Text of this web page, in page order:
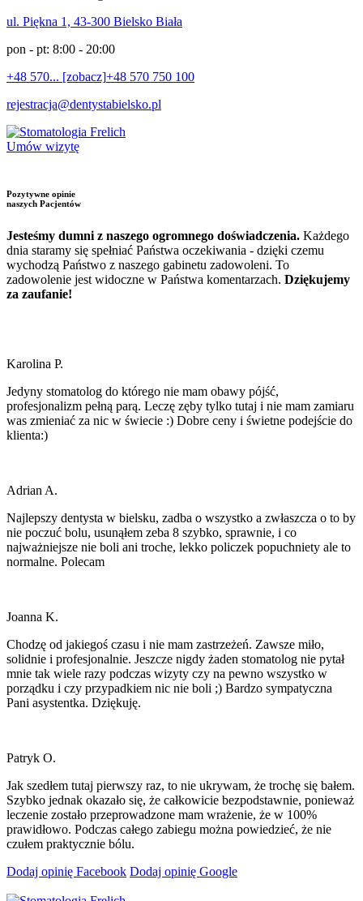
ul. Piękna 1, 43-300 Bielsko Biała
pon - pt: 8:00 - 20:00
+48 570... [zobacz]+48 570 750 100
rejestracja@dentystabielsko.pl
Umów wizytę
Pozytywne opinie
naszych Pacjentów
Jesteśmy dumni z naszego ogromnego doświadczenia. Każdego
dnia staramy się spełniać Państwa oczekiwania - dzięki czemu
wychodzą Państwo z naszego gabinetu zadowoleni. To
zadowolenie jest widoczne w Państwa komentarzach. Dziękujemy
za zaufanie!
Karolina P.
Jedyny stomatolog do którego nie mam obawy pójść,
profesjonalizm pełną parą. Leczę zęby tylko tutaj i nie mam zamiaru
was zmieniać za nic w świecie :) Dobre ceny i świetne podejście do
klienta:)
Adrian A.
Najlepszy dentysta w bielsku, zadba o wszystko a zwłaszcza o to by
nie poczuć bolu, usunąłem zeba 8 szybko, sprawnie, i co
najważniejsze nie boli ani troche, lekko policzek popuchniety ale to
normalne. Polecam
Joanna K.
Chodzę od jakiegoś czasu i nie mam zastrzeżeń. Zawsze miło,
solidnie i profesjonalnie. Jeszcze nigdy żaden stomatolog nie pytał
mnie tak wiele razy podczas wizyty czy na pewno wszystko w
porządku i czy przypadkiem nic nie boli ;) Bardzo sympatyczna
Pani asystentka. Dziękuję.
Patryk O.
Jak szedłem tutaj pierwszy raz, to nie ukrywam, że trochę się bałem.
Szybko jednak okazało się, że całkowicie bezpodstawnie, ponieważ
leczenie zostało przeprowadzone mam wrażenie, że w 100%
prawidłowo. Podczas całego zabiegu można powiedzieć, że nie
czułem praktycznie bólu.
Dodaj opinię Facebook Dodaj opinię Google